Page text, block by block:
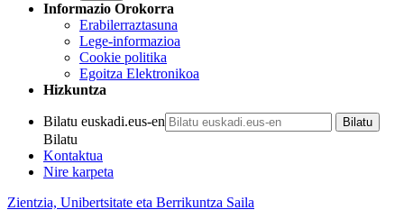
Informazio Orokorra
Erabilerraztasuna
Lege-informazioa
Cookie politika
Egoitza Elektronikoa
Hizkuntza
Bilatu euskadi.eus-en
Bilatu
Kontaktua
Nire karpeta
Zientzia, Unibertsitate eta Berrikuntza Saila